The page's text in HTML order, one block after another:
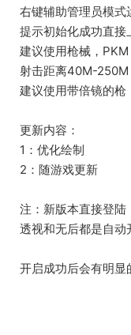
右键辅助管理员模式
提示初始化成功直接
建议使用枪械，
射击距离40M-250M
建议使用带倍镜的枪
更新内容：
1：优化绘制
2：随游戏更新
注：新版本直接登陆
透视和无后都是自动
开启成功后会有明